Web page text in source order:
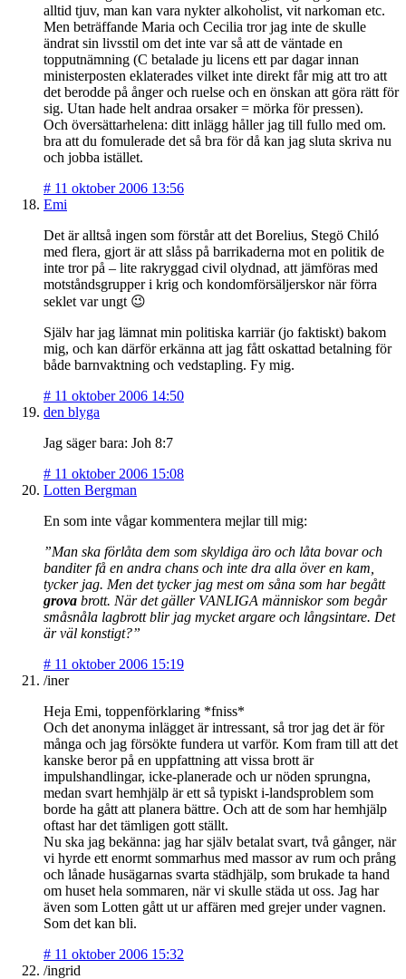
alltid tjuv, man kan vara nykter alkoholist, vit narkoman etc.
Men beträffande Maria och Cecilia tror jag inte de skulle
ändrat sin livsstil om det inte var så att de väntade en
topputnämning (C betalade ju licens ett par dagar innan
ministerposten eklaterades vilket inte direkt får mig att tro att
det berodde på ånger och ruelse och en önskan att göra rätt för
sig. Utan hade helt andraa orsaker = mörka för pressen).
Och översättarhelena: ditt inlägg håller jag till fullo med om.
bra att du fomulerade det så bra för då kan jag sluta skriva nu
och jobba istället.
# 11 oktober 2006 13:56
Emi
Det är alltså ingen som förstår att det Borelius, Stegö Chiló
med flera, gjort är att slåss på barrikaderna mot en politik de
inte tror på – lite rakryggad civil olydnad, att jämföras med
motståndsgrupper i krig och kondomförsäljerskor när förra
seklet var ungt 😉
Själv har jag lämnat min politiska karriär (jo faktiskt) bakom
mig, och kan därför erkänna att jag fått oskattad betalning för
både barnvaktning och vedstapling. Fy mig.
# 11 oktober 2006 14:50
den blyga
Jag säger bara: Joh 8:7
# 11 oktober 2006 15:08
Lotten Bergman
En som inte vågar kommentera mejlar till mig:
”Man ska förlåta dem som skyldiga äro och låta bovar och
banditer få en andra chans och inte dra alla över en kam,
tycker jag. Men det tycker jag mest om såna som har begått
grova brott. När det gäller VANLIGA människor som begår
småsnåla lagbrott blir jag mycket argare och långsintare. Det
är väl konstigt?”
# 11 oktober 2006 15:19
/iner
Heja Emi, toppenförklaring *fniss*
Och det anonyma inlägget är intressant, så tror jag det är för
många och jag försökte fundera ut varför. Kom fram till att det
kanske beror på en uppfattning att vissa brott är
impulshandlingar, icke-planerade och ur nöden sprungna,
medan svart hemhjälp är ett så typiskt i-landsproblem som
borde ha gått att planera bättre. Och att de som har hemhjälp
oftast har det tämligen gott ställt.
Nu ska jag bekänna: jag har själv betalat svart, två gånger, när
vi hyrde ett enormt sommarhus med massor av rum och prång
och lånade husägarnas svarta städhjälp, som brukade ta hand
om huset hela sommaren, när vi skulle städa ut oss. Jag har
även som Lotten gått ut ur affären med grejer under vagnen.
Som det kan bli.
# 11 oktober 2006 15:32
/ingrid